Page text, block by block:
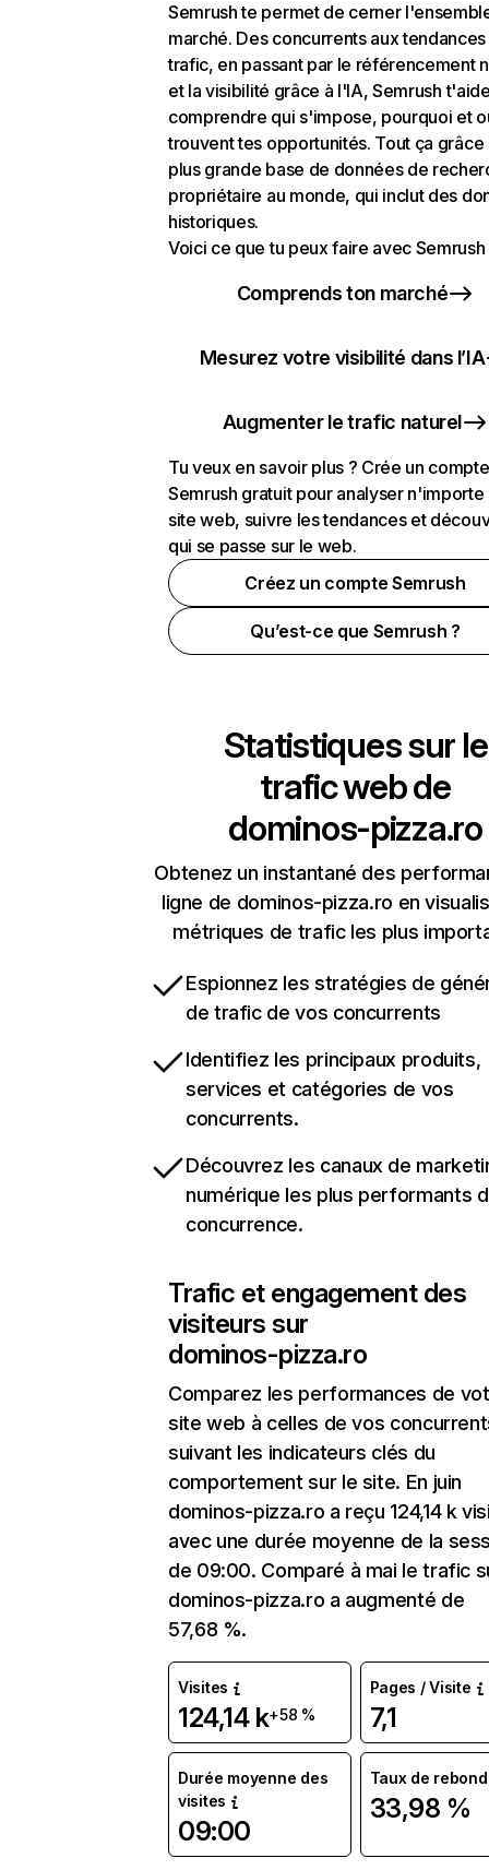
Semrush te permet de cerner
marché. Des concurrents aux
trafic, en passant par le référencement
et la visibilité grâce à l'IA, Semrush
comprendre qui s'impose, pourquoi et
trouvent tes opportunités. Tout ça grâce
plus grande base de données de
propriétaire au monde, qui inclut des
historiques.
Voici ce que tu peux faire avec Semrush
Comprends ton marché
Mesurez votre visibilité dans l’IA
Augmenter le trafic naturel
Tu veux en savoir plus ? Crée un compte
Semrush gratuit pour analyser n'importe
site web, suivre les tendances et
qui se passe sur le web.
Créez un compte Semrush
Qu’est-ce que Semrush ?
Statistiques sur le
trafic web de
dominos-pizza.ro
Obtenez un instantané des
ligne de dominos-pizza.ro en
métriques de trafic les plus
Espionnez les stratégies de
de trafic de vos concurrents
Identifiez les principaux produits,
services et catégories de vos
concurrents.
Découvrez les canaux de
numérique les plus performants
concurrence.
Trafic et engagement des
visiteurs sur
dominos-pizza.ro
Comparez les performances de
site web à celles de vos
suivant les indicateurs clés du
comportement sur le site. En juin
dominos-pizza.ro a reçu 124,14 k
avec une durée moyenne de la
de 09:00. Comparé à mai le trafic
dominos-pizza.ro a augmenté de
57,68 %.
Visites
124,14 k+58 %
Pages / Visite
7,1
Durée moyenne des
visites
09:00
Taux de rebond
33,98 %